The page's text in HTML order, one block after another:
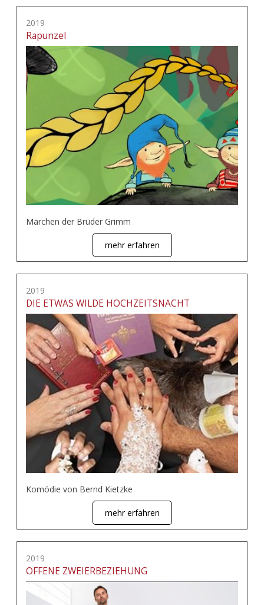
2019
Rapunzel
Märchen der Brüder Grimm
mehr erfahren
2019
DIE ETWAS WILDE HOCHZEITSNACHT
Komödie von Bernd Kietzke
mehr erfahren
2019
OFFENE ZWEIERBEZIEHUNG